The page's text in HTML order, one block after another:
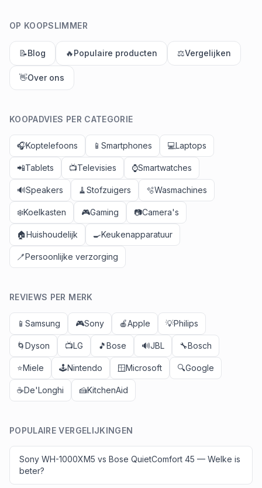
OP KOOPSLIMMER
📝Blog 🔥Populaire producten ⚖️Vergelijken
👋Over ons
KOOPADVIES PER CATEGORIE
🎧Koptelefoons 📱 Smartphones 💻Laptops
📲Tablets 📺Televisies ⌚Smartwatches
🔊Speakers 🧹Stofzuigers 🫧Wasmachines
❄️Koelkasten 🎮Gaming 📷Camera's
🏠Huishoudelijk 🍳Keukenapparatuur
🪥Persoonlijke verzorging
REVIEWS PER MERK
📱 Samsung 🎮Sony 🍎Apple 💡Philips
🌀Dyson 📺LG 🎵Bose 🔊JBL 🔧Bosch
⭐Miele 🕹️Nintendo 🪟Microsoft 🔍Google
☕De'Longhi 🍰KitchenAid
POPULAIRE VERGELIJKINGEN
Sony WH-1000XM5 vs Bose QuietComfort 45 — Welke is
beter?